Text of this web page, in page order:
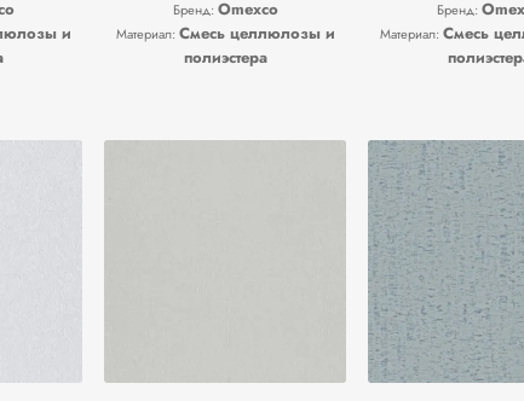
и
Бренд: Omexco
Материал: Смесь целлюлозы и
полиэстера
Бренд:
Материал: Смесь